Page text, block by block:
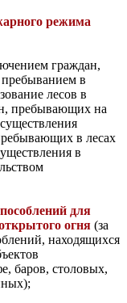
режима
граждан,
пребыванием в
лесов в
пребывающих на
в лесах
в
для
огня (за
находящихся
баров, столовых,